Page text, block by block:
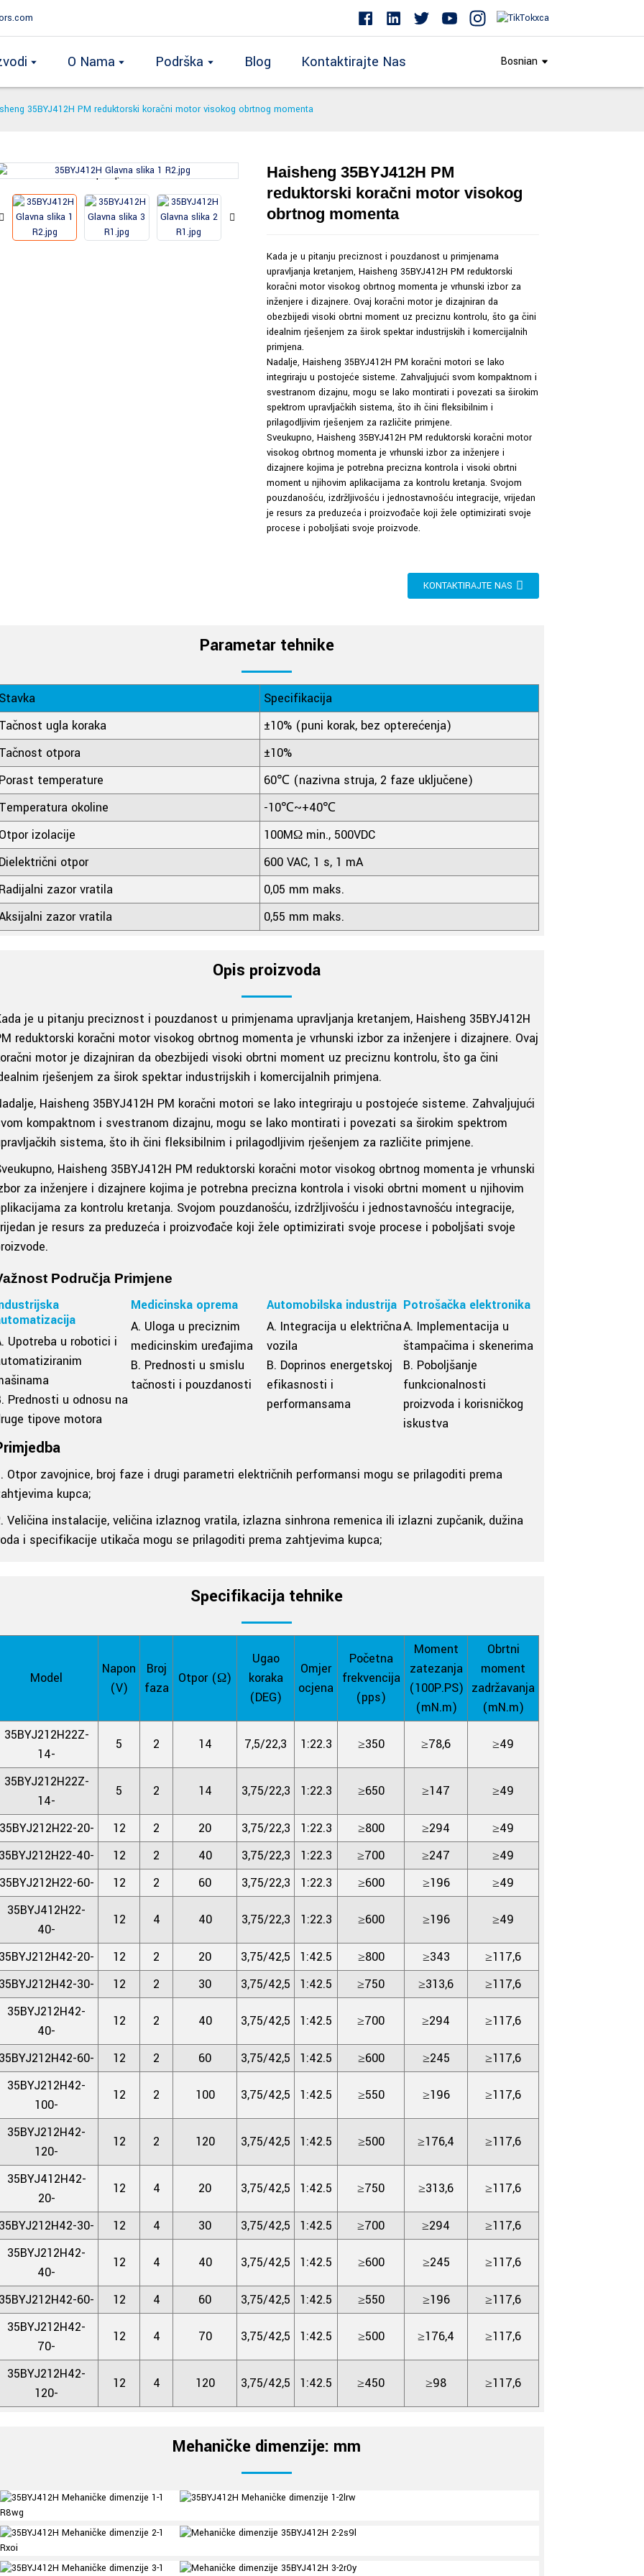
O Nama Podrška Blog Kontaktirajte Nas Bosnian
35BYJ412H PM reduktorski koračni motor visokog obrtnog momenta
Loading...
Loading... Loading...
Loading...
Haisheng 35BYJ412H PM
reduktorski koračni motor visokog
obrtnog momenta
Kada je u pitanju preciznost i pouzdanost u primjenama
upravljanja kretanjem, Haisheng 35BYJ412H PM reduktorski
koračni motor visokog obrtnog momenta je vrhunski izbor za
inženjere i dizajnere. Ovaj koračni motor je dizajniran da
obezbijedi visoki obrtni moment uz preciznu kontrolu, što ga čini
idealnim rješenjem za širok spektar industrijskih i komercijalnih
primjena.
Nadalje, Haisheng 35BYJ412H PM koračni motori se lako
integriraju u postojeće sisteme. Zahvaljujući svom kompaktnom i
svestranom dizajnu, mogu se lako montirati i povezati sa širokim
spektrom upravljačkih sistema, što ih čini fleksibilnim i
prilagodljivim rješenjem za različite primjene.
Sveukupno, Haisheng 35BYJ412H PM reduktorski koračni motor
visokog obrtnog momenta je vrhunski izbor za inženjere i
dizajnere kojima je potrebna precizna kontrola i visoki obrtni
moment u njihovim aplikacijama za kontrolu kretanja. Svojom
pouzdanošću, izdržljivošću i jednostavnošću integracije, vrijedan
je resurs za preduzeća i proizvođače koji žele optimizirati svoje
procese i poboljšati svoje proizvode.
KONTAKTIRAJTE NAS
Parametar tehnike
Stavka
Specifikacija
Tačnost ugla koraka
±10% (puni korak, bez opterećenja)
Tačnost otpora
±10%
Porast temperature
60℃ (nazivna struja, 2 faze uključene)
Temperatura okoline
-10℃~+40℃
Otpor izolacije
100MΩ min., 500VDC
Dielektrični otpor
600 VAC, 1 s, 1 mA
Radijalni zazor vratila
0,05 mm maks.
zazor vratila
0,55 mm maks.
Opis proizvoda
je u pitanju preciznost i pouzdanost u primjenama upravljanja kretanjem, Haisheng 35BYJ412H
reduktorski koračni motor visokog obrtnog momenta je vrhunski izbor za inženjere i dizajnere. Ovaj
motor je dizajniran da obezbijedi visoki obrtni moment uz preciznu kontrolu, što ga čini
rješenjem za širok spektar industrijskih i komercijalnih primjena.
Haisheng 35BYJ412H PM koračni motori se lako integriraju u postojeće sisteme. Zahvaljujući
kompaktnom i svestranom dizajnu, mogu se lako montirati i povezati sa širokim spektrom
sistema, što ih čini fleksibilnim i prilagodljivim rješenjem za različite primjene.
Haisheng 35BYJ412H PM reduktorski koračni motor visokog obrtnog momenta je vrhunski
za inženjere i dizajnere kojima je potrebna precizna kontrola i visoki obrtni moment u njihovim
za kontrolu kretanja. Svojom pouzdanošću, izdržljivošću i jednostavnošću integracije,
je resurs za preduzeća i proizvođače koji žele optimizirati svoje procese i poboljšati svoje
Područja Primjene
Upotreba u robotici i
Prednosti u odnosu na
tipove motora
Medicinska oprema
A. Uloga u preciznim
medicinskim uređajima
B. Prednosti u smislu
tačnosti i pouzdanosti
Automobilska industrija
A. Integracija u električna
vozila
B. Doprinos energetskoj
efikasnosti i
performansama
Potrošačka elektronika
A. Implementacija u
štampačima i skenerima
B. Poboljšanje
funkcionalnosti
proizvoda i korisničkog
iskustva
Otpor zavojnice, broj faze i drugi parametri električnih performansi mogu se prilagoditi prema
kupca;
Veličina instalacije, veličina izlaznog vratila, izlazna sinhrona remenica ili izlazni zupčanik, dužina
i specifikacije utikača mogu se prilagoditi prema zahtjevima kupca;
Specifikacija tehnike
Model
Napon
(V)
Broj
faza
Otpor (Ω)
Ugao
koraka
(DEG)
Omjer
ocjena
Početna
frekvencija
(pps)
Moment
zatezanja
(100P.PS)
(mN.m)
Obrtni
moment
zadržavanja
(mN.m)
35BYJ212H22Z-
14-
5 2 14 7,5/22,3 1:22.3 ≥350 ≥78,6 ≥49
35BYJ212H22Z-
14-
5 2 14 3,75/22,3 1:22.3 ≥650 ≥147 ≥49
35BYJ212H22-20- 12 2 20 3,75/22,3 1:22.3 ≥800 ≥294
≥49
35BYJ212H22-40-
12 2 40 3,75/22,3 1:22.3 ≥700 ≥247
≥49
35BYJ212H22-60-
12 2 60 3,75/22,3 1:22.3 ≥600 ≥196
≥49
35BYJ412H22-
40-
12 4 40 3,75/22,3 1:22.3 ≥600 ≥196 ≥49
35BYJ212H42-20- 12 2 20 3,75/42,5 1:42.5 ≥800 ≥343
≥117,6
35BYJ212H42-30-
12 2 30 3,75/42,5 1:42.5 ≥750 ≥313,6
≥117,6
35BYJ212H42-
40-
12 2 40 3,75/42,5 1:42.5 ≥700 ≥294 ≥117,6
35BYJ212H42-60- 12 2 60 3,75/42,5 1:42.5 ≥600 ≥245
≥117,6
35BYJ212H42-
100-
12 2 100 3,75/42,5 1:42.5 ≥550 ≥196 ≥117,6
35BYJ212H42-
120-
12 2 120 3,75/42,5 1:42.5 ≥500 ≥176,4 ≥117,6
35BYJ412H42-
20-
12 4 20 3,75/42,5 1:42.5 ≥750 ≥313,6 ≥117,6
35BYJ212H42-30- 12 4 30 3,75/42,5 1:42.5 ≥700 ≥294
≥117,6
35BYJ212H42-
40-
12 4 40 3,75/42,5 1:42.5 ≥600 ≥245 ≥117,6
35BYJ212H42-60- 12 4 60 3,75/42,5 1:42.5 ≥550 ≥196
≥117,6
35BYJ212H42-
70-
12 4 70 3,75/42,5 1:42.5 ≥500 ≥176,4 ≥117,6
35BYJ212H42-
120-
12 4 120 3,75/42,5 1:42.5 ≥450 ≥98 ≥117,6
Mehaničke dimenzije: mm